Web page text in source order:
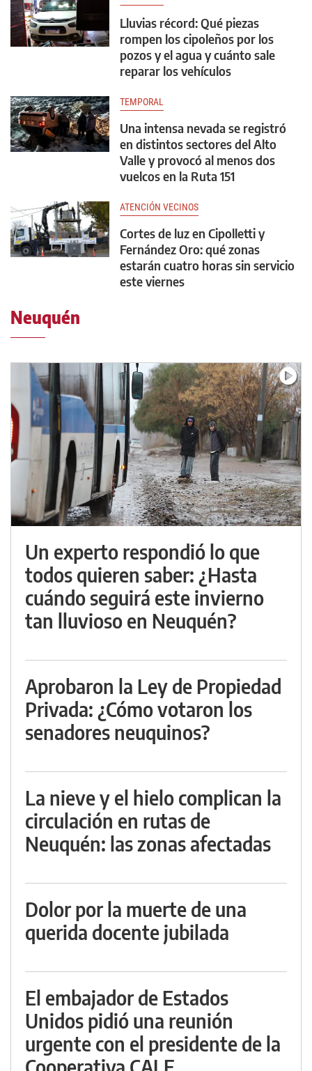
Lluvias récord: Qué piezas
rompen los cipoleños por los
pozos y el agua y cuánto sale
reparar los vehículos
TEMPORAL
Una intensa nevada se registró
en distintos sectores del Alto
Valle y provocó al menos dos
vuelcos en la Ruta 151
ATENCIÓN VECINOS
Cortes de luz en Cipolletti y
Fernández Oro: qué zonas
estarán cuatro horas sin servicio
este viernes
Neuquén
Un experto respondió lo que
todos quieren saber: ¿Hasta
cuándo seguirá este invierno
tan lluvioso en Neuquén?
Aprobaron la Ley de Propiedad
Privada: ¿Cómo votaron los
senadores neuquinos?
La nieve y el hielo complican la
circulación en rutas de
Neuquén: las zonas afectadas
Dolor por la muerte de una
querida docente jubilada
El embajador de Estados
Unidos pidió una reunión
urgente con el presidente de la